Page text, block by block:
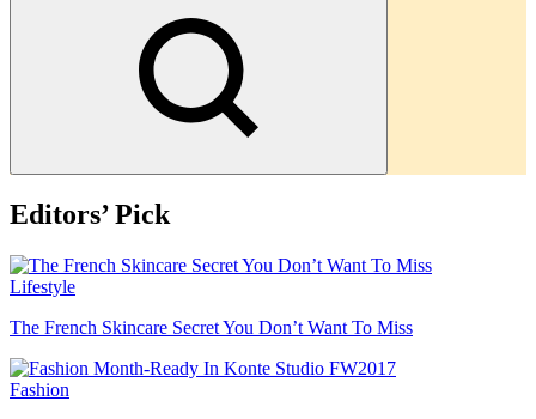
Search
Editors’ Pick
Lifestyle
The French Skincare Secret You Don’t Want To Miss
Fashion